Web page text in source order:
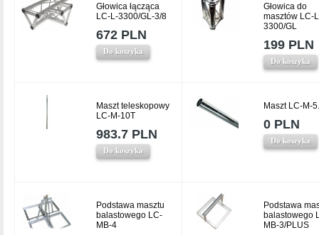
Głowica łącząca
LC-L-3300/GL-3/8
672 PLN
Do koszyka
Głowica do
masztów LC-
3300/GL
199 PLN
Do koszyka
Maszt teleskopowy
LC-M-10T
983.7 PLN
Do koszyka
Maszt LC-M-
0 PLN
Do koszyka
Podstawa masztu
balastowego LC-
MB-4
Podstawa
balastowego
MB-3/PLUS